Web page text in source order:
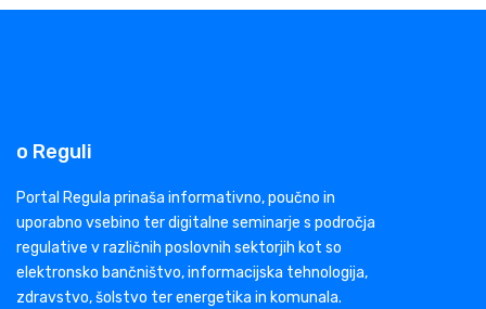
o Reguli
Portal Regula prinaša informativno, poučno in
uporabno vsebino ter digitalne seminarje s področja
regulative v različnih poslovnih sektorjih kot so
elektronsko bančništvo, informacijska tehnologija,
zdravstvo, šolstvo ter energetika in komunala.